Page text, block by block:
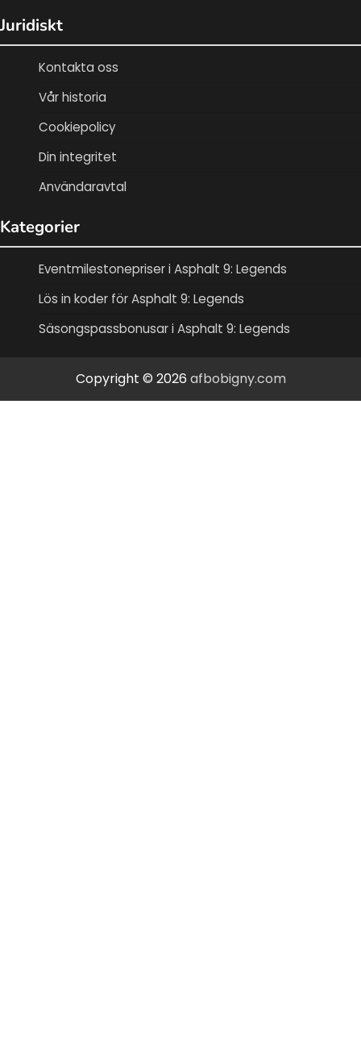
Juridiskt
Kontakta oss
Vår historia
Cookiepolicy
Din integritet
Användaravtal
Kategorier
Eventmilestonepriser i Asphalt 9: Legends
Lös in koder för Asphalt 9: Legends
Säsongspassbonusar i Asphalt 9: Legends
Copyright © 2026 afbobigny.com